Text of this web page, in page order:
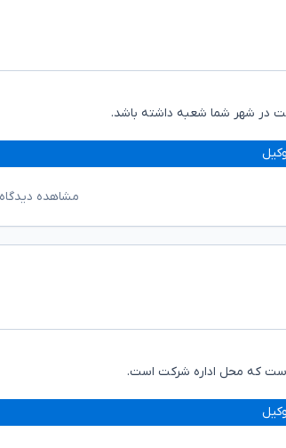
در شهر شما شعبه داشته باشد.
مشاهده
است که محل اداره شرکت است.